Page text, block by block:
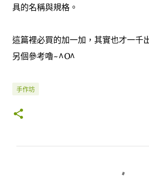
具的名稱與規格。
這篇裡必買的加一加，其實也才一千
另個參考嚕~^O^
手作坊